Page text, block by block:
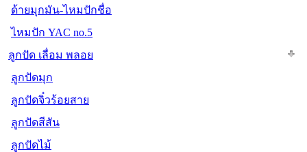
ด้ายมุกมัน-ไหมปักชื่อ
ไหมปัก YAC no.5
ลูกปัด เลื่อม พลอย
ลูกปัดมุก
ลูกปัดจิ๋วร้อยสาย
ลูกปัดสีสัน
ลูกปัดไม้